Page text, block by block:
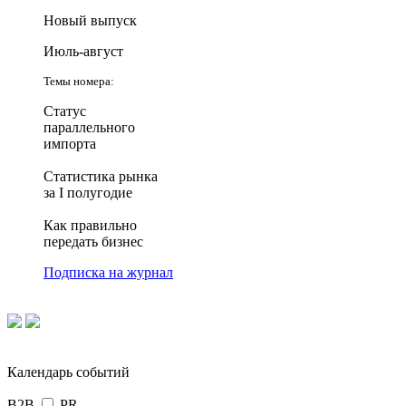
Новый выпуск
Июль-август
Темы номера:
Статус
параллельного
импорта
Статистика рынка
за I полугодие
Как правильно
передать бизнес
Подписка на журнал
Календарь событий